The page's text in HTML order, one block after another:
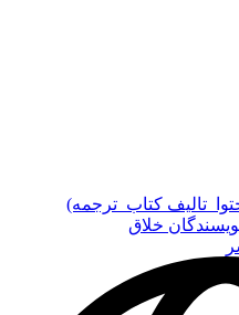
کتاب_ترجمه)
خلاق